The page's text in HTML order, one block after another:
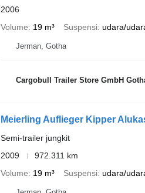
2006
Volume
19 m³ Suspensi udara/
Jerman, Gotha
Cargobull Trailer Store GmbH
Meierling Auflieger Kipper
Semi-trailer jungkit
2009
972.311 km
Volume
19 m³ Suspensi udara/